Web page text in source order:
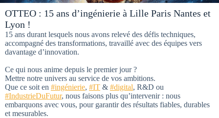
OTTEO : 15 ans d’ingénierie à Lille Paris Nantes et
Lyon !
15 ans durant lesquels nous avons relevé des défis techniques,
accompagné des transformations, travaillé avec des équipes vers
davantage d’innovation.
Ce qui nous anime depuis le premier jour ?
Mettre notre univers au service de vos ambitions.
Que ce soit en #ingénierie, #IT & #digital, R&D ou
#IndustrieDuFutur, nous faisons plus qu’intervenir : nous
embarquons avec vous, pour garantir des résultats fiables, durables
et mesurables.